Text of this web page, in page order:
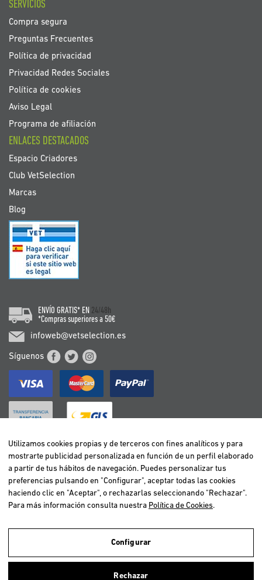
Utilizamos cookies propias y de terceros para realizar el análisis de la
navegación de los usuarios y de este modo poder ofrecer un mejor
SERVICIOS
Compra segura
Preguntas Frecuentes
Política de privacidad
Privacidad Redes Sociales
Política de cookies
Aviso Legal
Programa de afiliación
ENLACES DESTACADOS
Espacio Criadores
Club VetSelection
Marcas
Blog
ENVÍO GRATIS* EN 24/48h
*Compras superiores a 50€
infoweb@vetselection.es
Síguenos
BELGIË / BELGIQUE
DEUTSCHLAND
ESPAÑA
FRANCE
ITALIA
NEDERLAND
ÖSTERREICH
PORTUGAL
Utilizamos cookies propias y de terceros con fines analíticos y para
mostrarte publicidad personalizada en función de un perfil elaborado
a partir de tus hábitos de navegación. Puedes personalizar tus
preferencias pulsando en "Configurar", aceptar todas las cookies
haciendo clic en "Aceptar", o rechazarlas seleccionando "Rechazar".
Para más información consulta nuestra Política de Cookies.
Configurar
Rechazar